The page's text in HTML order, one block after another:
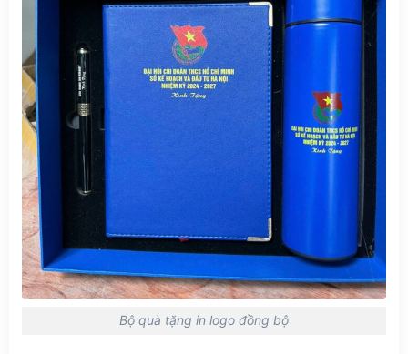
Bộ quà tặng in logo đồng bộ